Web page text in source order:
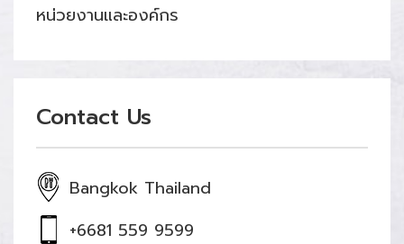
หน่วยงานและองค์กร
Contact Us
Bangkok Thailand
+6681 559 9599